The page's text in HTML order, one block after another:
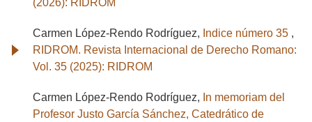
(2026): RIDROM
Carmen López-Rendo Rodríguez, Indice número 35 ,
RIDROM. Revista Internacional de Derecho Romano:
Vol. 35 (2025): RIDROM
Carmen López-Rendo Rodríguez, In memoriam del
Profesor Justo García Sánchez, Catedrático de